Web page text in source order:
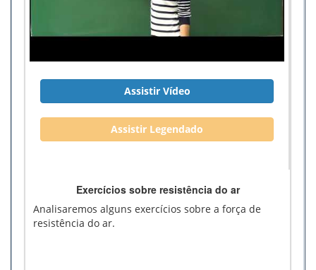
Assistir Vídeo
Assistir Legendado
Exercícios sobre resistência do ar
Analisaremos alguns exercícios sobre a força de
resistência do ar.